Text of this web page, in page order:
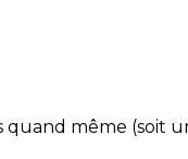
quand même (soit